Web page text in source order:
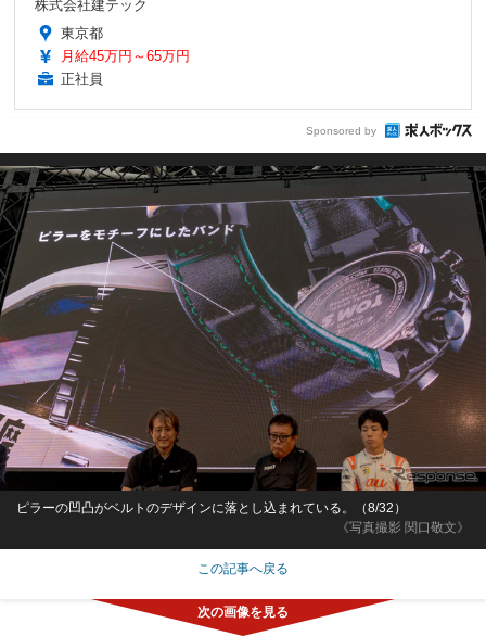
株式会社建テック
東京都
月給45万円～65万円
正社員
Sponsored by
《写真撮影 関口敬文》
ピラーの凹凸がベルトのデザインに落とし込まれている。（8/32）
この記事へ戻る